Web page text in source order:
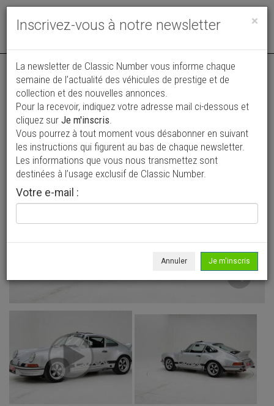
Toggle
Annonce actualisée le 06/08/2026 ( hier )
Porsche 964 911 C4 RSR-Look '89 CH03245
135 000 €
1989 Coupé 232 694 km
×
Inscrivez-vous à notre newsletter
La newsletter de Classic Number vous informe chaque
semaine de l’actualité des véhicules de prestige et de
collection et des nouvelles annonces.
Pour la recevoir, indiquez votre adresse mail ci-dessous et
cliquez sur Je m'inscris.
Vous pourrez à tout moment vous désabonner en suivant
les instructions qui figurent au bas de chaque newsletter.
Les informations que vous nous transmettez sont
destinées à l’usage exclusif de Classic Number.
Votre e-mail :
Annuler Je m'inscris